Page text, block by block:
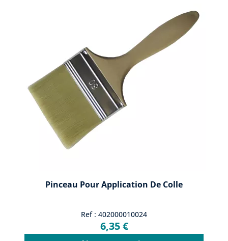
Pinceau Pour Application De Colle
Ref : 402000010024
6,35 €